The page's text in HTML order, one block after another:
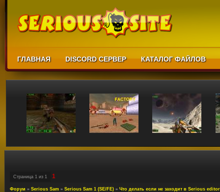
ГЛАВНАЯ DISCORD СЕРВЕР КАТАЛОГ ФАЙЛОВ
Страница 1 из 1 1
Форум » Serious Sam » Serious Sam 1 (SE/FE) » Что делать если не заходит в Serious editor